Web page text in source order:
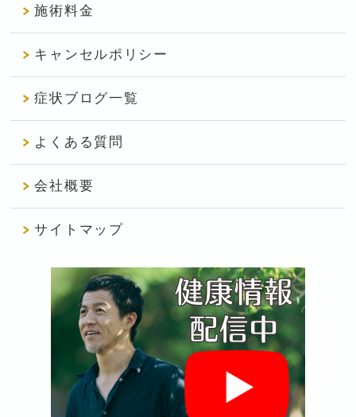
施術料金
キャンセルポリシー
症状ブログ一覧
よくある質問
会社概要
サイトマップ